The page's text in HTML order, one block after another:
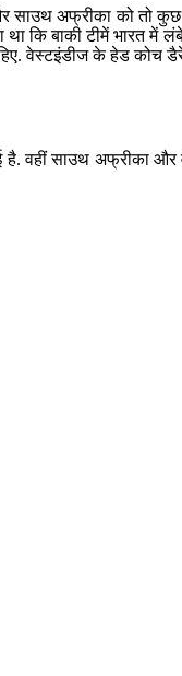
साउथ अफ्रीका को तो
था कि बाकी टीमें भारत
वेस्टइंडीज के हेड कोच
वहीं साउथ अफ्रीका